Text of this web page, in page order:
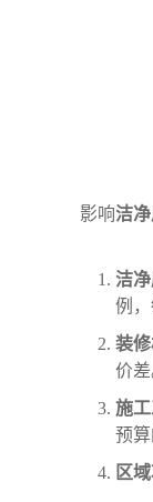
影响‌洁
洁
例，‌
装
价差
施
预算
区